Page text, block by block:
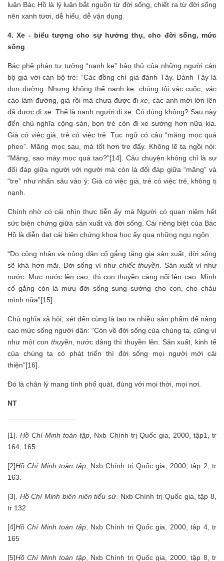
luận Bác Hồ là lý luận bắt nguồn từ đời sống, chiết ra từ đời sống
nên xanh tươi, dễ hiểu, dễ vận dụng.
4. Xe - biểu tượng cho sự hưởng thụ, cho đời sống, mức
sống
Bác phê phán tư tưởng “nạnh kẹ” bảo thủ của những người cán
bộ già với cán bộ trẻ: “Các đồng chí già đánh Tây. Đánh Tây là
dọn đường. Nhưng không thể nạnh kẹ: chúng tôi vác cuốc, vác
cào làm đường, già rồi mà chưa được đixe, các anh mới lớn lên
đã được đixe. Thế là nạnh người đi xe. Có đúng không? Sau này
đến chủ nghĩa cộng sản, bọn trẻ còn đi xe sướng hơn nữa kia.
Già có việc già, trẻ có việc trẻ. Tục ngữ có câu “măng mọc quá
pheo”. Măng mọc sau, mà tốt hơn tre đấy. Không lẽ ta ngồi nói:
“Măng, sao mày mọc quá tao?”[14]. Câu chuyện không chỉ là sự
đối đáp giữa người với người mà còn là đối đáp giữa “măng” và
“tre” như nhấn sâu vào ý: Già có việc già, trẻ có việc trẻ, không tị
nạnh.
Chính nhờ có cái nhìn thực tiễn ấy mà Người có quan niệm hết
sức biện chứng giữa sản xuất và đời sống. Cái riêng biệt của Bác
Hồ là diễn đạt cái biện chứng khoa học ấy qua những ngụ ngôn:
“Do công nhân và nông dân cố gắng tăng gia sản xuất, đời sống
sẽ khá hơn mãi. Đời sống ví như chiếc thuyền. Sản xuất ví như
nước. Mực nước lên cao, thì con thuyền càng nổi lên cao. Mình
cố gắng còn là mưu đời sống sung sướng cho con, cho cháu
mình nữa”[15].
Chủ nghĩa xã hội, xét đến cùng là tạo ra nhiều sản phẩm để nâng
cao mức sống người dân: “Còn về đời sống của chúng ta, cũng ví
như một con thuyền, nước dâng thì thuyền lên. Sản xuất, kinh tế
của chúng ta có phát triển thì đời sống mọi người mới cải
thiện”[16].
Đó là chân lý mang tính phổ quát, đúng với mọi thời, mọi nơi.
NT
[1].Hồ Chí Minh toàn tập, Nxb Chính trị Quốc gia, 2000, tập1, tr
164, 165.
[2]Hồ Chí Minh toàn tập, Nxb Chính trị Quốc gia, 2000, tập 2, tr
163.
[3]. Hồ Chí Minh biên niên tiểu sử. Nxb Chính trị Quốc gia, tập 8,
tr 132.
[4]Hồ Chí Minh toàn tập, Nxb Chính trị Quốc gia, 2000, tập 4, tr
165
[5]Hồ Chí Minh toàn tập, Nxb Chính trị Quốc gia, 2000, tập 8, tr